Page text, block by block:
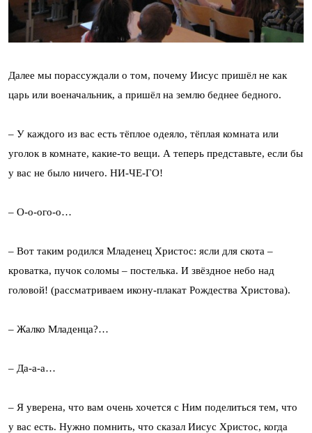
Далее мы порассуждали о том, почему Иисус пришёл не как
царь или военачальник, а пришёл на землю беднее бедного.
– У каждого из вас есть тёплое одеяло, тёплая комната или
уголок в комнате, какие-то вещи. А теперь представьте, если бы
у вас не было ничего. НИ-ЧЕ-ГО!
– О-о-ого-о…
– Вот таким родился Младенец Христос: ясли для скота –
кроватка, пучок соломы – постелька. И звёздное небо над
головой! (рассматриваем икону-плакат Рождества Христова).
– Жалко Младенца?…
– Да-а-а…
– Я уверена, что вам очень хочется с Ним поделиться тем, что
у вас есть. Нужно помнить, что сказал Иисус Христос, когда